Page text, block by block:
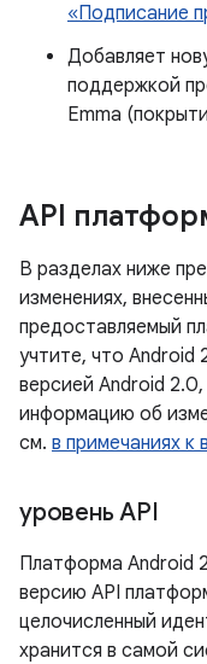
«Подписание
Добавляет
поддержкой
Emma
API
В разделах ниже
изменениях,
предоставляемый
учтите, что Android
версией Android
информацию об
см. в примечаниях к
уровень API
Платформа Android
версию API
целочисленный
хранится в самой